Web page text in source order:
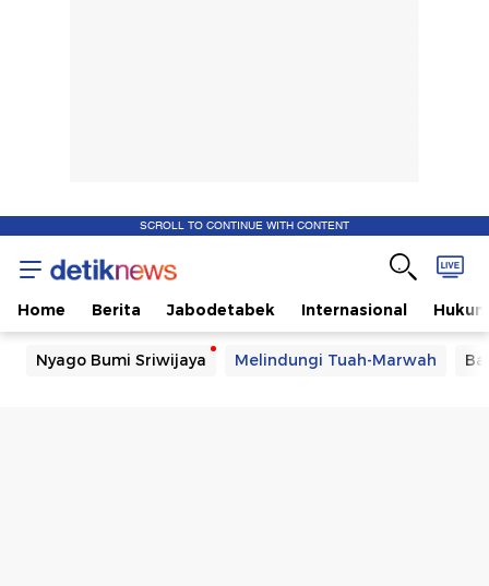
SCROLL TO CONTINUE WITH CONTENT
Home Berita Jabodetabek Internasional Hukum
Nyago Bumi Sriwijaya Melindungi Tuah-Marwah